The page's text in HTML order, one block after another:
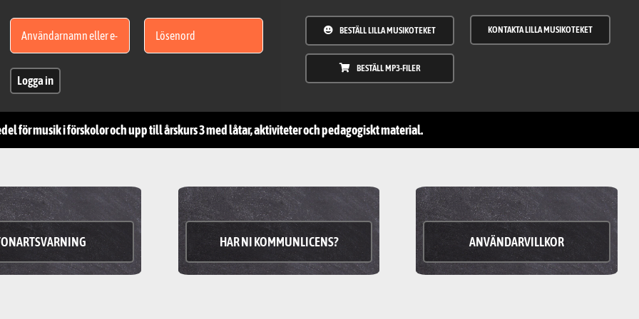
Logga in
BESTÄLL LILLA MUSIKOTEKET
BESTÄLL MP3-FILER
KONTAKTA LILLA MUSIKOTEKET
för musik i förskolor och upp till årskurs 3 med låtar, aktiviteter och pedagogiskt material.
HAR NI KOMMUNLICENS? ANVÄNDARVILLKOR